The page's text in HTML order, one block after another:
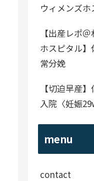
ウィメンズ
【出産レポ
ホスピタル
常分娩
【切迫早産
入院〈妊娠
menu
contact